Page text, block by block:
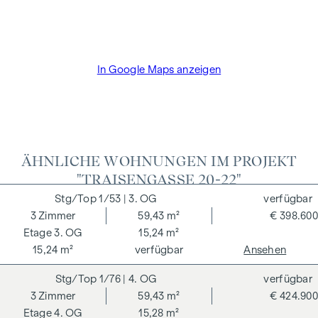
In Google Maps anzeigen
ÄHNLICHE WOHNUNGEN IM PROJEKT
"TRAISENGASSE 20-22"
1/53 | 3. OG
3. OG
3 Zimmer
59,43 m²
15,24 m²
15,24 m²
€ 398.600
verfügbar
verfügbar
Ansehen
1/76 | 4. OG
4. OG
3 Zimmer
59,43 m²
15,28 m²
€ 424.900
verfügbar